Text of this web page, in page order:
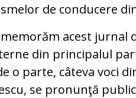
de conducere
acest jurnal
din principalul
o parte, câteva voci
se pronunţă